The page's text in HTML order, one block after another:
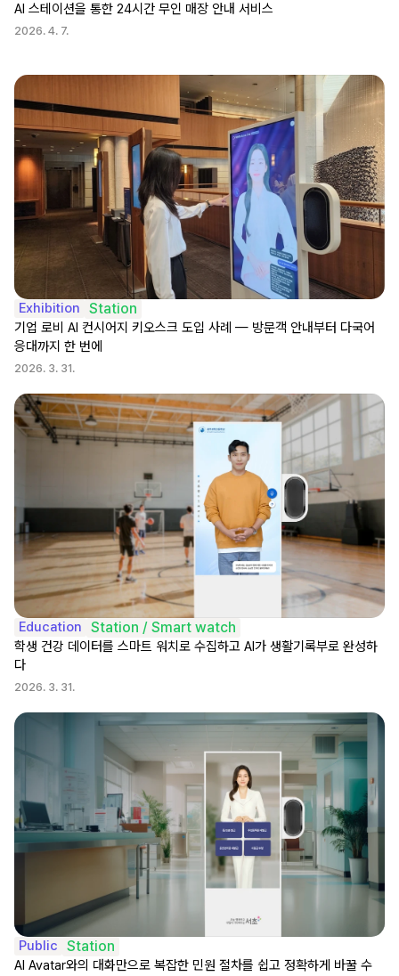
AI 스테이션을 통한 24시간 무인 매장 안내 서비스
2026. 4. 7.
Exhibition Station
기업 로비 AI 컨시어지 키오스크 도입 사례 — 방문객 안내부터 다국어
응대까지 한 번에
2026. 3. 31.
Education Station / Smart watch
학생 건강 데이터를 스마트 워치로 수집하고 AI가 생활기록부로 완성하
다
2026. 3. 31.
Public Station
AI Avatar와의 대화만으로 복잡한 민원 절차를 쉽고 정확하게 바꿀 수